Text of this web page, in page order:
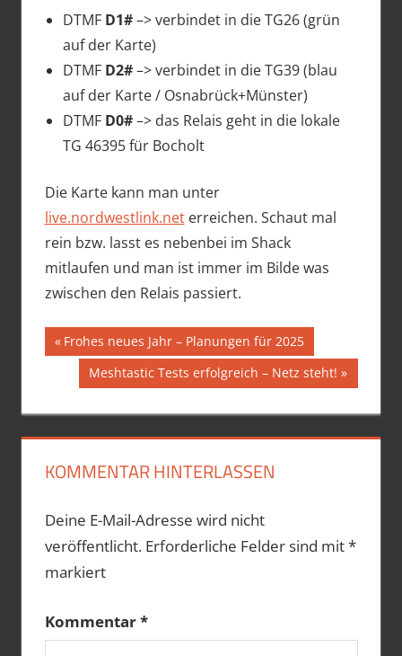
DTMFD1#–> verbindet in die TG26 (grün
auf der Karte)
DTMF D2#–> verbindet in die TG39 (blau
auf der Karte / Osnabrück+Münster)
DTMF D0#–> das Relais geht in die lokale
TG 46395 für Bocholt
Die Karte kann man unter
live.nordwestlink.neterreichen. Schaut mal
rein bzw. lasst es nebenbei im Shack
mitlaufen und man ist immer im Bilde was
zwischen den Relais passiert.
Beitragsnavigation
Vorheriger
Beitrag:
Frohes neues Jahr – Planungen für 2025
Nächster
Beitrag:
Meshtastic Tests erfolgreich – Netz steht!
KOMMENTAR HINTERLASSEN
Deine E-Mail-Adresse wird nicht
veröffentlicht. Erforderliche Felder sind mit*
markiert
Kommentar*